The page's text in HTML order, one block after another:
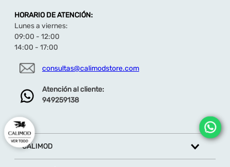
HORARIO DE ATENCIÓN:
Lunes a viernes:
09:00 - 12:00
14:00 - 17:00
consultas@calimodstore.com
Atención al cliente:
949259138
CALIMOD